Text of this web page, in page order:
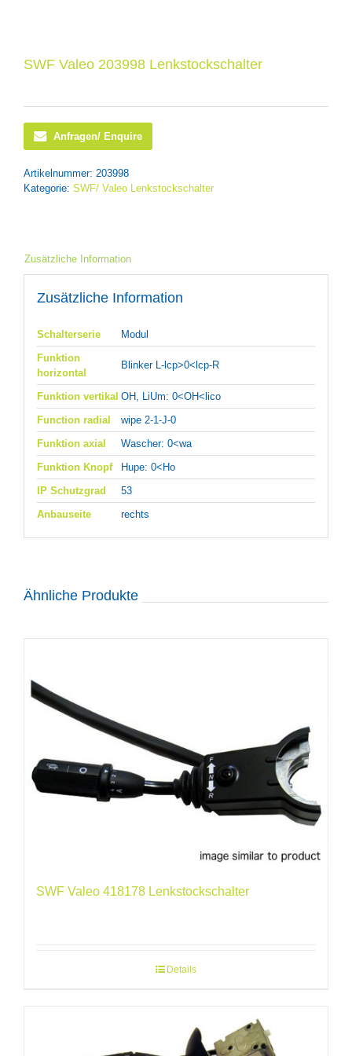
SWF Valeo 203998 Lenkstockschalter
Anfragen/ Enquire
Artikelnummer: 203998
Kategorie: SWF/ Valeo Lenkstockschalter
Zusätzliche Information
Zusätzliche Information
Schalterserie
Modul
Funktion
horizontal
Blinker L-lcp>0<lcp-R
Funktion vertikal OH, LiUm: 0<OH<lico
Function radial
wipe 2-1-J-0
Funktion axial
Wascher: 0<wa
Funktion Knopf
Hupe: 0<Ho
IP Schutzgrad
53
Anbauseite
rechts
Ähnliche Produkte
SWF Valeo 418178 Lenkstockschalter
Details